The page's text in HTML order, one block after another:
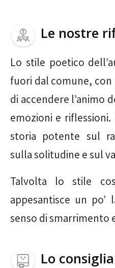
Le nostre
Lo stile poetico
fuori dal comune, con
di accendere l’animo
emozioni e riflessioni.
storia potente sul
sulla solitudine e sul
Talvolta lo stile
appesantisce un
senso di smarrimento
Lo